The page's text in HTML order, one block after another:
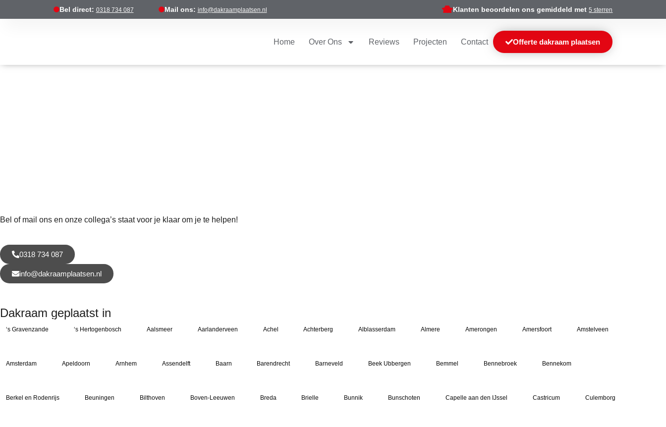
Bel direct: 0318 734 087 Mail ons: info@dakraamplaatsen.nl Klanten beoordelen ons gemiddeld met5 sterren
Home Over Ons Reviews Projecten Contact Offerte dakraam plaatsen
Bel of mail ons en onze collega’s staat voor je klaar om je te helpen!
0318 734 087
info@dakraamplaatsen.nl
Dakraam geplaatst in
‘s Gravenzande ‘s Hertogenbosch Aalsmeer Aarlanderveen Achel Achterberg Alblasserdam Almere Amerongen Amersfoort Amstelveen
Amsterdam Apeldoorn Arnhem Assendelft Baarn Barendrecht Barneveld Beek Ubbergen Bemmel Bennebroek Bennekom
Berkel en Rodenrijs Beuningen Bilthoven Boven-Leeuwen Breda Brielle Bunnik Bunschoten Capelle aan den IJssel Castricum Culemborg